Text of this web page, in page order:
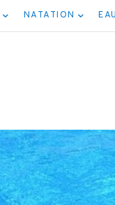
NATATION